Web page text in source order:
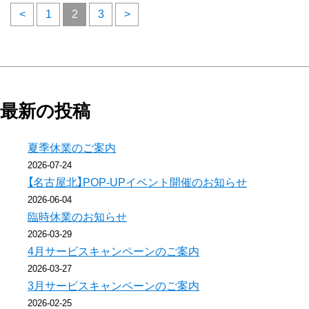
投
の
ペ
ー
ジ
送
り
< 1 2 3 >
最新の投稿
夏季休業のご案内
2026-07-24
【名古屋北】POP-UPイベント開催のお知らせ
2026-06-04
臨時休業のお知らせ
2026-03-29
4月サービスキャンペーンのご案内
2026-03-27
3月サービスキャンペーンのご案内
2026-02-25